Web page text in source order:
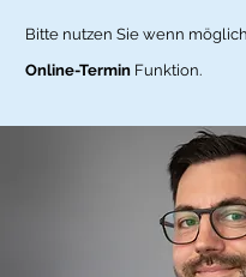
Bitte nutzen Sie wenn
Online-Termin Funktion.